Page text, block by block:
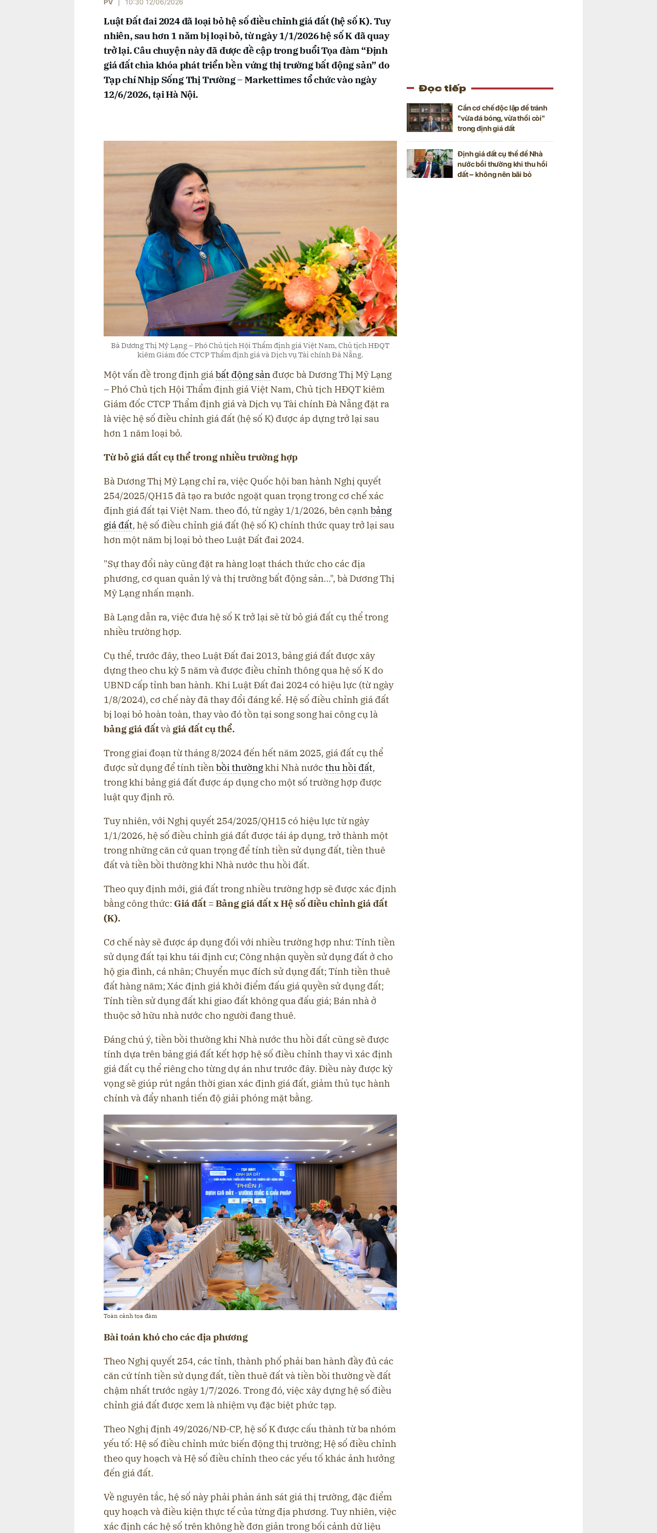
PV 10:30 12/06/2026
Luật Đất đai 2024 đã loại bỏ hệ số điều chỉnh giá đất (hệ số K). Tuy
nhiên, sau hơn 1 năm bị loại bỏ, từ ngày 1/1/2026 hệ số K đã quay
trở lại. Câu chuyện này đã được đề cập trong buổi Tọa đàm “Định
giá đất chìa khóa phát triển bền vứng thị trường bất động sản” do
Tạp chí Nhịp Sống Thị Trường – Markettimes tổ chức vào ngày
12/6/2026, tại Hà Nội.
Bà Dương Thị Mỹ Lạng – Phó Chủ tịch Hội Thẩm định giá Việt Nam, Chủ tịch HĐQT
kiêm Giám đốc CTCP Thẩm định giá và Dịch vụ Tài chính Đà Nẵng.
Một vấn đề trong định giábất động sản được bà Dương Thị Mỹ Lạng
– Phó Chủ tịch Hội Thẩm định giá Việt Nam, Chủ tịch HĐQT kiêm
Giám đốc CTCP Thẩm định giá và Dịch vụ Tài chính Đà Nẵng đặt ra
là việc hệ số điều chỉnh giá đất (hệ số K) được áp dựng trở lại sau
hơn 1 năm loại bỏ.
Từ bỏ giá đất cụ thể trong nhiều trường hợp
Bà Dương Thị Mỹ Lạng chỉ ra, việc Quốc hội ban hành Nghị quyết
254/2025/QH15 đã tạo ra bước ngoặt quan trọng trong cơ chế xác
định giá đất tại Việt Nam. theo đó, từ ngày 1/1/2026, bên cạnhbảng
giá đất, hệ số điều chỉnh giá đất (hệ số K) chính thức quay trở lại sau
hơn một năm bị loại bỏ theo Luật Đất đai 2024.
"Sự thay đổi này cũng đặt ra hàng loạt thách thức cho các địa
phương, cơ quan quản lý và thị trường bất động sản...", bà Dương Thị
Mỹ Lạng nhấn mạnh.
Bà Lạng dẫn ra, việc đưa hệ số K trở lại sẽ từ bỏ giá đất cụ thể trong
nhiều trường hợp.
Cụ thể, trước đây, theo Luật Đất đai 2013, bảng giá đất được xây
dựng theo chu kỳ 5 năm và được điều chỉnh thông qua hệ số K do
UBND cấp tỉnh ban hành. Khi Luật Đất đai 2024 có hiệu lực (từ ngày
1/8/2024), cơ chế này đã thay đổi đáng kể. Hệ số điều chỉnh giá đất
bị loại bỏ hoàn toàn, thay vào đó tồn tại song song hai công cụ là
bảng giá đấtvà giá đất cụ thể.
Trong giai đoạn từ tháng 8/2024 đến hết năm 2025, giá đất cụ thể
được sử dụng để tính tiềnbồi thườngkhi Nhà nước thu hồi đất,
trong khi bảng giá đất được áp dụng cho một số trường hợp được
luật quy định rõ.
Tuy nhiên, với Nghị quyết 254/2025/QH15 có hiệu lực từ ngày
1/1/2026, hệ số điều chỉnh giá đất được tái áp dụng, trở thành một
trong những căn cứ quan trọng để tính tiền sử dụng đất, tiền thuê
đất và tiền bồi thường khi Nhà nước thu hồi đất.
Theo quy định mới, giá đất trong nhiều trường hợp sẽ được xác định
bằng công thức: Giá đất = Bảng giá đất x Hệ số điều chỉnh giá đất
(K).
Cơ chế này sẽ được áp dụng đối với nhiều trường hợp như: Tính tiền
sử dụng đất tại khu tái định cư; Công nhận quyền sử dụng đất ở cho
hộ gia đình, cá nhân; Chuyển mục đích sử dụng đất; Tính tiền thuê
đất hàng năm; Xác định giá khởi điểm đấu giá quyền sử dụng đất;
Tính tiền sử dụng đất khi giao đất không qua đấu giá; Bán nhà ở
thuộc sở hữu nhà nước cho người đang thuê.
Đáng chú ý, tiền bồi thường khi Nhà nước thu hồi đất cũng sẽ được
tính dựa trên bảng giá đất kết hợp hệ số điều chỉnh thay vì xác định
giá đất cụ thể riêng cho từng dự án như trước đây. Điều này được kỳ
vọng sẽ giúp rút ngắn thời gian xác định giá đất, giảm thủ tục hành
chính và đẩy nhanh tiến độ giải phóng mặt bằng.
Toàn cảnh tọa đàm
Bài toán khó cho các địa phương
Theo Nghị quyết 254, các tỉnh, thành phố phải ban hành đầy đủ các
căn cứ tính tiền sử dụng đất, tiền thuê đất và tiền bồi thường về đất
chậm nhất trước ngày 1/7/2026. Trong đó, việc xây dựng hệ số điều
chỉnh giá đất được xem là nhiệm vụ đặc biệt phức tạp.
Theo Nghị định 49/2026/NĐ-CP, hệ số K được cấu thành từ ba nhóm
yếu tố: Hệ số điều chỉnh mức biến động thị trường; Hệ số điều chỉnh
theo quy hoạch và Hệ số điều chỉnh theo các yếu tố khác ảnh hưởng
đến giá đất.
Về nguyên tắc, hệ số này phải phản ánh sát giá thị trường, đặc điểm
quy hoạch và điều kiện thực tế của từng địa phương. Tuy nhiên, việc
xác định các hệ số trên không hề đơn giản trong bối cảnh dữ liệu
Đọc tiếp
Cần cơ chế độc lập để tránh
"vừa đá bóng, vừa thổi còi"
trong định giá đất
Định giá đất cụ thể để Nhà
nước bồi thường khi thu hồi
đất – không nên bãi bỏ